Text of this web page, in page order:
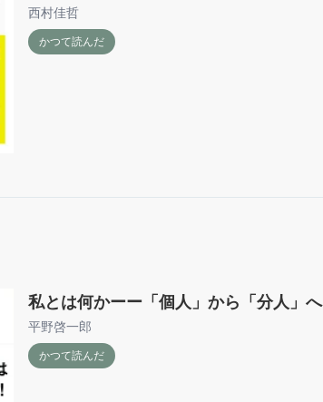
西村佳哲
かつて読んだ
私とは何かーー「個人」から「分人」へ
平野啓一郎
かつて読んだ